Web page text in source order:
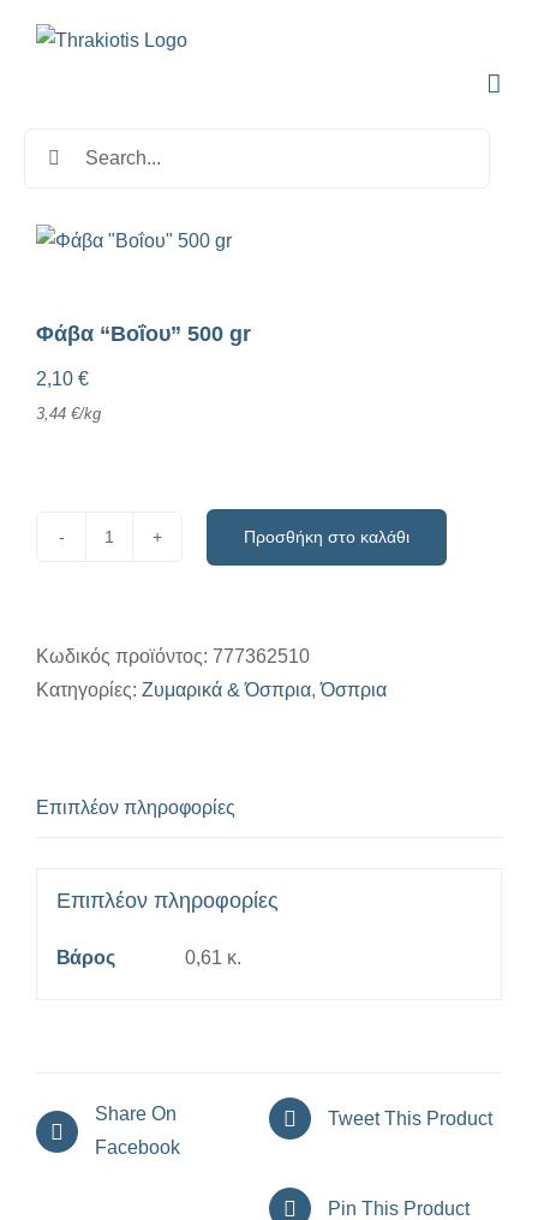
Φάβα “Βοΐου” 500 gr
2,10 €
3,44 €/kg
gr
ποσότητα
Προσθήκη στο καλάθι
Κωδικός προϊόντος: 777362510
Κατηγορίες: Ζυμαρικά & Όσπρια,Όσπρια
Επιπλέον πληροφορίες
Επιπλέον πληροφορίες
Βάρος 0,61 κ.
Share On
Facebook
Tweet This Product
Pin This Product